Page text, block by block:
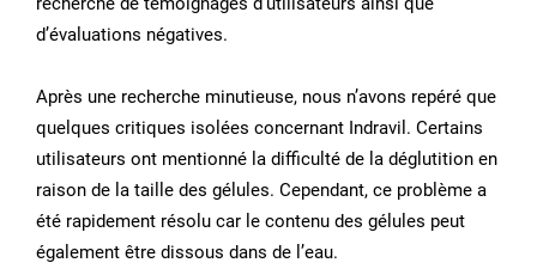
d’évaluations négatives.
Après une recherche minutieuse, nous n’avons repéré que
quelques critiques isolées concernant Indravil. Certains
utilisateurs ont mentionné la difficulté de la déglutition en
raison de la taille des gélules. Cependant, ce problème a
été rapidement résolu car le contenu des gélules peut
également être dissous dans de l’eau.